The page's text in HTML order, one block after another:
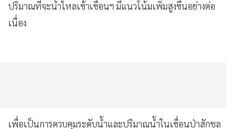
ปริมาณที่จะน้ำไหลเข้าเขื่อนฯ มีแนวโน้มเพิ่มสูงขึ้นอย่างต่อ
เนื่อง
เพื่อเป็นการควบคุมระดับน้ำและปริมาณน้ำในเขื่อนป่าสักชล